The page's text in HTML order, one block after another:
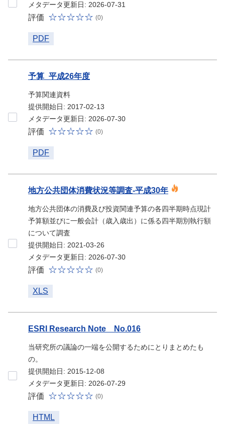
メタデータ更新日: 2026-07-31
評価 (0)
PDF
予算_平成26年度
予算関連資料
提供開始日: 2017-02-13
メタデータ更新日: 2026-07-30
評価 (0)
PDF
地方公共団体消費状況等調査-平成30年
地方公共団体の消費及び投資関連予算の各四半期時点現計
予算額並びに一般会計（歳入歳出）に係る四半期別執行額
について調査
提供開始日: 2021-03-26
メタデータ更新日: 2026-07-30
評価 (0)
XLS
ESRI Research Note No.016
当研究所の議論の一端を公開するためにとりまとめたも
の。
提供開始日: 2015-12-08
メタデータ更新日: 2026-07-29
評価 (0)
HTML